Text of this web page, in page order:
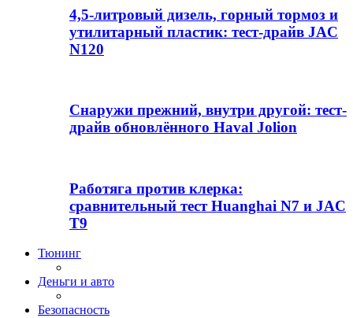
4,5-литровый дизель, горный тормоз и
утилитарный пластик: тест-драйв JAC
N120
Снаружи прежний, внутри другой: тест-
драйв обновлённого Haval Jolion
Работяга против клерка:
сравнительный тест Huanghai N7 и JAC
T9
Тюнинг
Деньги и авто
Безопасность